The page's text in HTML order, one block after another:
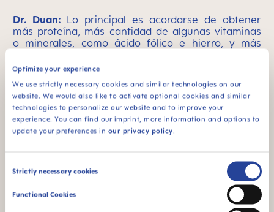
Optimize your experience
We use strictly necessary cookies and similar technologies on our
website. We would also like to activate optional cookies and similar
technologies to personalize our website and to improve your
experience. You can find our imprint, more information and options to
update your preferences in our privacy policy.
Consent
Strictly necessary cookies
Functional Cookies
Dr. Duan: Lo principal es acordarse de obtener
más proteína, más cantidad de algunas vitaminas
o minerales, como ácido fólico e hierro, y más
necesitas más energía. Sobre todo, haz un
tu dieta y mira qué puedes mejorar. Es fácil
encontrar información fiable ycomer alimentos
con un alto valor nutritivo es una de las mejores
cosas que puedes hacer para cuidar la salud de tu
bebé .
Foto: Shutterstock